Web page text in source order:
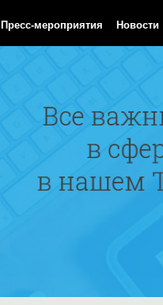
Пресс-мероприятия Новости